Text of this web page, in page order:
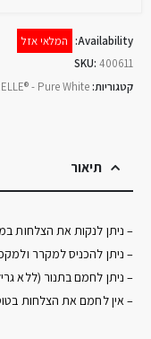
Availability:
המלאי אזל
SKU: 400611
קטגוריות:- Pure White
תיאור
– ניתן לנקות את הצלחות
– ניתן להכניס למקרר
– ניתן לחמם בתנור (ללא
– אין לחמם את הצלחות